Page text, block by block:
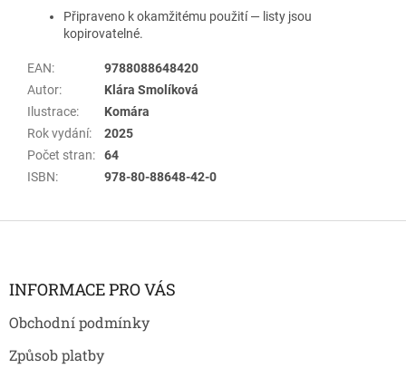
Připraveno k okamžitému použití — listy jsou
kopirovatelné.
EAN:
9788088648420
Autor:
Klára Smolíková
Ilustrace:
Komára
Rok vydání:
2025
Počet stran:
64
ISBN: 978-80-88648-42-0
Z
INFORMACE PRO VÁS
Obchodní podmínky
Způsob platby